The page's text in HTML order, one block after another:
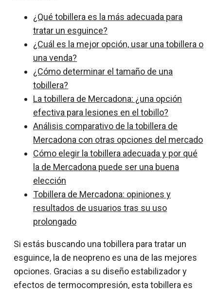
¿Qué tobillera es la más adecuada para
tratar un esguince?
¿Cuál es la mejor opción, usar una tobillera o
una venda?
¿Cómo determinar el tamaño de una
tobillera?
La tobillera de Mercadona: ¿una opción
efectiva para lesiones en el tobillo?
Análisis comparativo de la tobillera de
Mercadona con otras opciones del mercado
Cómo elegir la tobillera adecuada y por qué
la de Mercadona puede ser una buena
elección
Tobillera de Mercadona: opiniones y
resultados de usuarios tras su uso
prolongado
Si estás buscando una tobillera para tratar un
esguince, la de neopreno es una de las mejores
opciones. Gracias a su diseño estabilizador y
efectos de termocompresión, esta tobillera es